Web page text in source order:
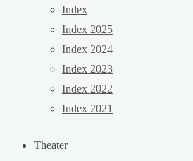
Index
Index 2025
Index 2024
Index 2023
Index 2022
Index 2021
Theater